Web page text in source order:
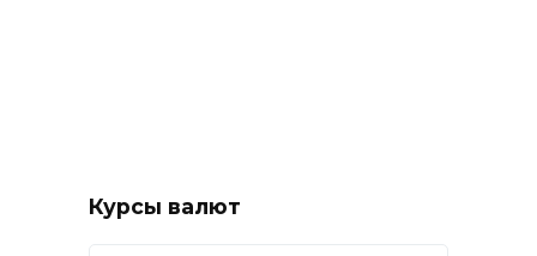
Курсы валют